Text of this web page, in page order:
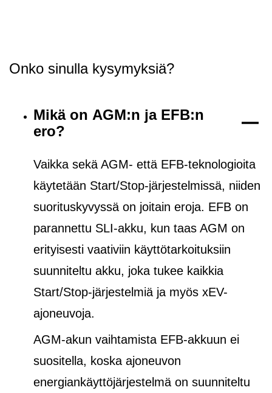
Onko sinulla kysymyksiä?
Mikä on AGM:n ja EFB:n
ero?
Vaikka sekä AGM- että EFB-teknologioita
käytetään Start/Stop-järjestelmissä, niiden
suorituskyvyssä on joitain eroja. EFB on
parannettu SLI-akku, kun taas AGM on
erityisesti vaativiin käyttötarkoituksiin
suunniteltu akku, joka tukee kaikkia
Start/Stop-järjestelmiä ja myös xEV-
ajoneuvoja.
AGM-akun vaihtamista EFB-akkuun ei
suositella, koska ajoneuvon
energiankäyttöjärjestelmä on suunniteltu